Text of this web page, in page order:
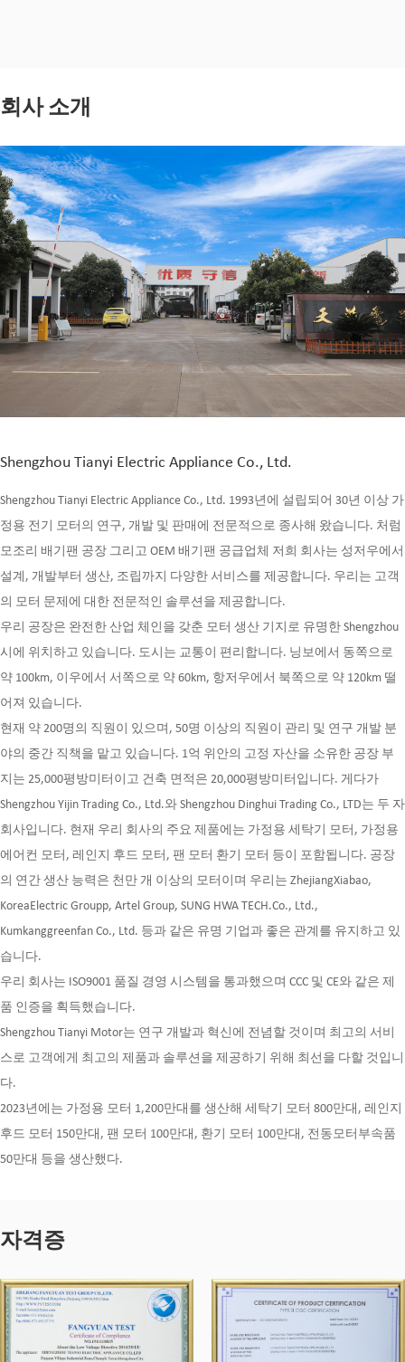
회사 소개
Shengzhou Tianyi Electric Appliance Co., Ltd.
Shengzhou Tianyi Electric Appliance Co., Ltd. 1993년에 설립되어 30년 이상 가
정용 전기 모터의 연구, 개발 및 판매에 전문적으로 종사해 왔습니다. 처럼
모조리 배기팬 공장 그리고 OEM 배기팬 공급업체 저희 회사는 성저우에서
설계, 개발부터 생산, 조립까지 다양한 서비스를 제공합니다. 우리는 고객
의 모터 문제에 대한 전문적인 솔루션을 제공합니다.
우리 공장은 완전한 산업 체인을 갖춘 모터 생산 기지로 유명한 Shengzhou
시에 위치하고 있습니다. 도시는 교통이 편리합니다. 닝보에서 동쪽으로
약 100km, 이우에서 서쪽으로 약 60km, 항저우에서 북쪽으로 약 120km 떨
어져 있습니다.
현재 약 200명의 직원이 있으며, 50명 이상의 직원이 관리 및 연구 개발 분
야의 중간 직책을 맡고 있습니다. 1억 위안의 고정 자산을 소유한 공장 부
지는 25,000평방미터이고 건축 면적은 20,000평방미터입니다. 게다가
Shengzhou Yijin Trading Co., Ltd.와 Shengzhou Dinghui Trading Co., LTD는 두 자
회사입니다. 현재 우리 회사의 주요 제품에는 가정용 세탁기 모터, 가정용
에어컨 모터, 레인지 후드 모터, 팬 모터 환기 모터 등이 포함됩니다. 공장
의 연간 생산 능력은 천만 개 이상의 모터이며 우리는 ZhejiangXiabao,
KoreaElectric Groupp, Artel Group, SUNG HWA TECH.Co., Ltd.,
Kumkanggreenfan Co., Ltd. 등과 같은 유명 기업과 좋은 관계를 유지하고 있
습니다.
우리 회사는 ISO9001 품질 경영 시스템을 통과했으며 CCC 및 CE와 같은 제
품 인증을 획득했습니다.
Shengzhou Tianyi Motor는 연구 개발과 혁신에 전념할 것이며 최고의 서비
스로 고객에게 최고의 제품과 솔루션을 제공하기 위해 최선을 다할 것입니
다.
2023년에는 가정용 모터 1,200만대를 생산해 세탁기 모터 800만대, 레인지
후드 모터 150만대, 팬 모터 100만대, 환기 모터 100만대, 전동모터부속품
50만대 등을 생산했다.
자격증